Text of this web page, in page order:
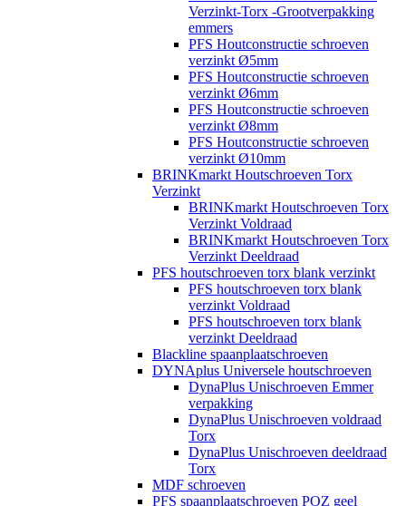
Verzinkt-Torx -Grootverpakking
emmers
PFS Houtconstructie schroeven
verzinkt Ø5mm
PFS Houtconstructie schroeven
verzinkt Ø6mm
PFS Houtconstructie schroeven
verzinkt Ø8mm
PFS Houtconstructie schroeven
verzinkt Ø10mm
BRINKmarkt Houtschroeven Torx
Verzinkt
BRINKmarkt Houtschroeven Torx
Verzinkt Voldraad
BRINKmarkt Houtschroeven Torx
Verzinkt Deeldraad
PFS houtschroeven torx blank verzinkt
PFS houtschroeven torx blank
verzinkt Voldraad
PFS houtschroeven torx blank
verzinkt Deeldraad
Blackline spaanplaatschroeven
DYNAplus Universele houtschroeven
DynaPlus Unischroeven Emmer
verpakking
DynaPlus Unischroeven voldraad
Torx
DynaPlus Unischroeven deeldraad
Torx
MDF schroeven
PFS spaanplaatschroeven POZ geel